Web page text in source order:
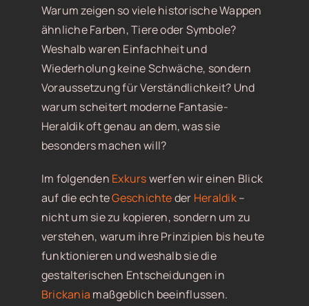
Warum zeigen so viele historische Wappen
ähnliche Farben, Tiere oder Symbole?
Weshalb waren Einfachheit und
Wiederholung keine Schwäche, sondern
Voraussetzung für Verständlichkeit? Und
warum scheitert moderne Fantasie-
Heraldik oft genau an dem, was sie
besonders machen will?
Im folgenden Exkurswerfen wir einen Blick
auf die echteGeschichteder Heraldik–
nicht um sie zu kopieren, sondern um zu
verstehen, warum ihre Prinzipien bis heute
funktionieren und weshalb sie die
gestalterischen Entscheidungen in
Brickania maßgeblich beeinflussen.